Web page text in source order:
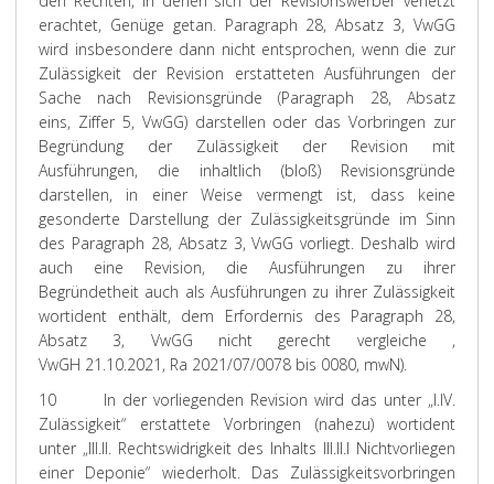
erachtet, Genüge getan. Paragraph 28, Absatz 3, VwGG
wird insbesondere dann nicht entsprochen, wenn die zur
Zulässigkeit der Revision erstatteten Ausführungen der
Sache nach Revisionsgründe (Paragraph 28, Absatz
eins, Ziffer 5, VwGG) darstellen oder das Vorbringen zur
Begründung der Zulässigkeit der Revision mit
Ausführungen, die inhaltlich (bloß) Revisionsgründe
darstellen, in einer Weise vermengt ist, dass keine
gesonderte Darstellung der Zulässigkeitsgründe im Sinn
des Paragraph 28, Absatz 3, VwGG vorliegt. Deshalb wird
auch eine Revision, die Ausführungen zu ihrer
Begründetheit auch als Ausführungen zu ihrer Zulässigkeit
wortident enthält, dem Erfordernis des Paragraph 28,
Absatz 3, VwGG nicht gerecht vergleiche ,
VwGH 21.10.2021, Ra 2021/07/0078 bis 0080, mwN).
10 In der vorliegenden Revision wird das unter „I.IV.
Zulässigkeit“ erstattete Vorbringen (nahezu) wortident
unter „III.II. Rechtswidrigkeit des Inhalts III.II.I Nichtvorliegen
einer Deponie“ wiederholt. Das Zulässigkeitsvorbringen